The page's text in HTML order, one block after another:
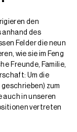
den
anhand des
Felder die neun
wie sie im Feng
Freunde, Familie,
Um die
geschrieben) zum
auch in unseren
vertreten